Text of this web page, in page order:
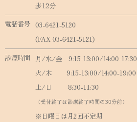
歩12分
電話番号 03-6421-5120
(FAX 03-6421-5121)
診療時間
月/水/金 9:15-13:00/14:00-17:30
火/木 9:15-13:00/14:00-19:00
土/日 8:30-11:30
（受付終了は診療終了時間の30分前）
※日曜日は月2回不定期